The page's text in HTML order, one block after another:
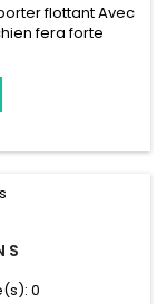
flottant Avec
fera forte
! Le chien peut
le jouet ne pèse
qu'il continue
secret ;)....
S
0